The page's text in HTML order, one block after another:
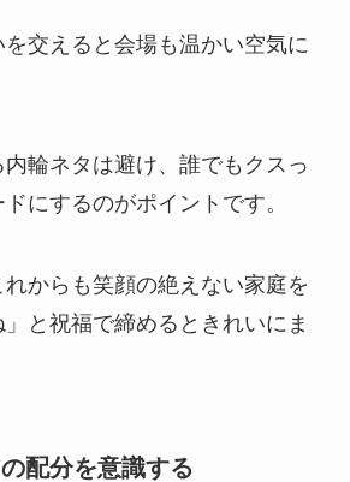
交えると会場も温かい空気に
輪ネタは避け、誰でもクスっ
にするのがポイントです。
れからも笑顔の絶えない家庭を
と祝福で締めるときれいにま
配分を意識する